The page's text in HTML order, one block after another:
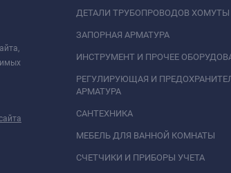
ДЕТАЛИ ТРУБОПРОВОДОВ
ЗАПОРНАЯ АРМАТУРА
ИНСТРУМЕНТ И ПРОЧЕЕ
РЕГУЛИРУЮЩАЯ И
АРМАТУРА
САНТЕХНИКА
МЕБЕЛЬ ДЛЯ ВАННОЙ КОМНАТЫ
СЧЕТЧИКИ И ПРИБОРЫ УЧЕТА